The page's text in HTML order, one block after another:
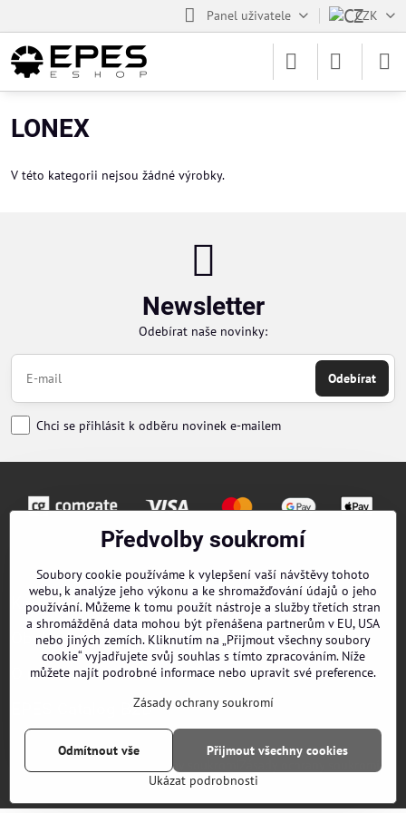
Panel uživatele CZK
LONEX
V této kategorii nejsou žádné výrobky.
Newsletter
Odebírat naše novinky:
Odebírat
Chci se přihlásit k odběru novinek e-mailem
Kontakty
Obchodní podmínky
O nás
EPES Catalog B2B
© Předvolby soukromí
Vytvořeno systémem:ByznysWeb.cz
Předvolby soukromí
Soubory cookie používáme k vylepšení vaší návštěvy tohoto
webu, k analýze jeho výkonu a ke shromažďování údajů o jeho
používání. Můžeme k tomu použít nástroje a služby třetích stran
a shromážděná data mohou být přenášena partnerům v EU, USA
nebo jiných zemích. Kliknutím na „Přijmout všechny soubory
cookie“ vyjadřujete svůj souhlas s tímto zpracováním. Níže
můžete najít podrobné informace nebo upravit své preference.
Zásady ochrany soukromí
Ukázat podrobnosti
Přijmout všechny cookies
Odmítnout vše